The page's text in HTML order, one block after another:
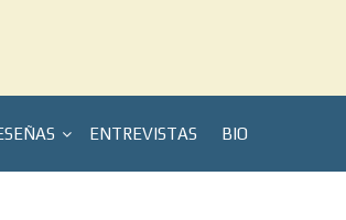
ENTREVISTAS BIO